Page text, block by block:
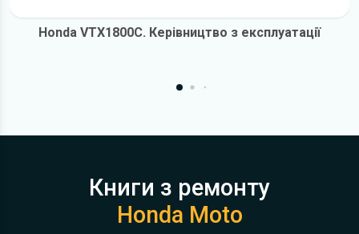
Honda VTX1800C. Керівництво з експлуатації
Книги з ремонту
Honda Moto